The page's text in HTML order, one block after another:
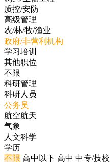
质控/安防
高级管理
农/林/牧/渔业
政府/非营利机构
学习培训
其他职位
不限
科研管理
科研人员
公务员
航空航天
气象
人文科学
学历
不限 高中以下 高中 中专/技校